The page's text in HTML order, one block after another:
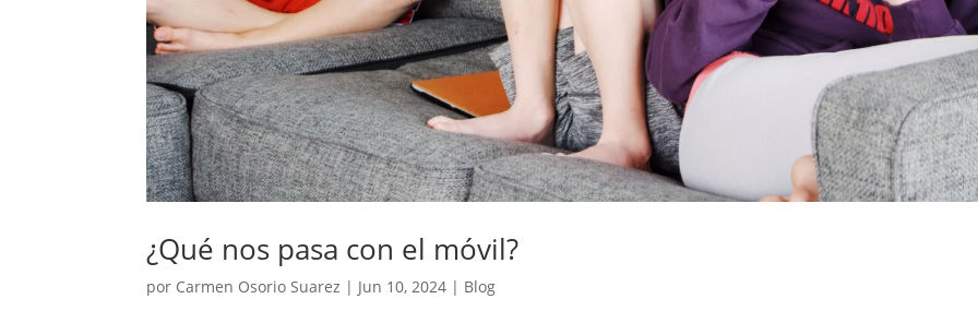
¿Qué nos pasa con el móvil?
por Carmen Osorio Suarez | Jun 10, 2024 | Blog